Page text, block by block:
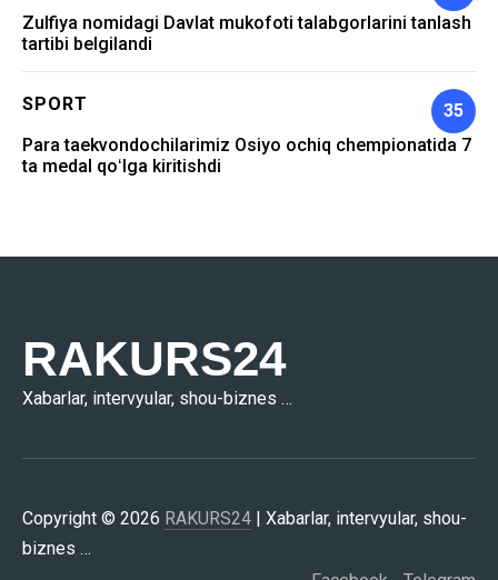
Zulfiya nomidagi Davlat mukofoti talabgorlarini tanlash
tartibi belgilandi
SPORT
35
Para taekvondochilarimiz Osiyo ochiq chempionatida 7
ta medal qoʻlga kiritishdi
RAKURS24
Xabarlar, intervyular, shou-biznes …
Copyright © 2026 RAKURS24 | Xabarlar, intervyular, shou-
biznes …